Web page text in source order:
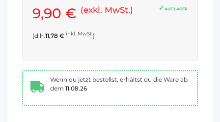
AUF LAGER
9,90 € (exkl. MwSt.)
(d.h.11,78 € inkl. MwSt.)
Wenn du jetzt bestellst, erhältst du die Ware ab
dem 11.08.26